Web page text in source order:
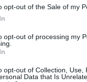
opt-out of the Sale of my
opt-out of processing my
opt-out of Collection,
Data that Is
RANKING POR